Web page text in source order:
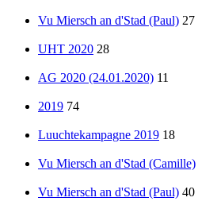
Vu Miersch an d'Stad (Paul) 27
UHT 2020 28
AG 2020 (24.01.2020) 11
2019 74
Luuchtekampagne 2019 18
Vu Miersch an d'Stad (Camille)
Vu Miersch an d'Stad (Paul) 40